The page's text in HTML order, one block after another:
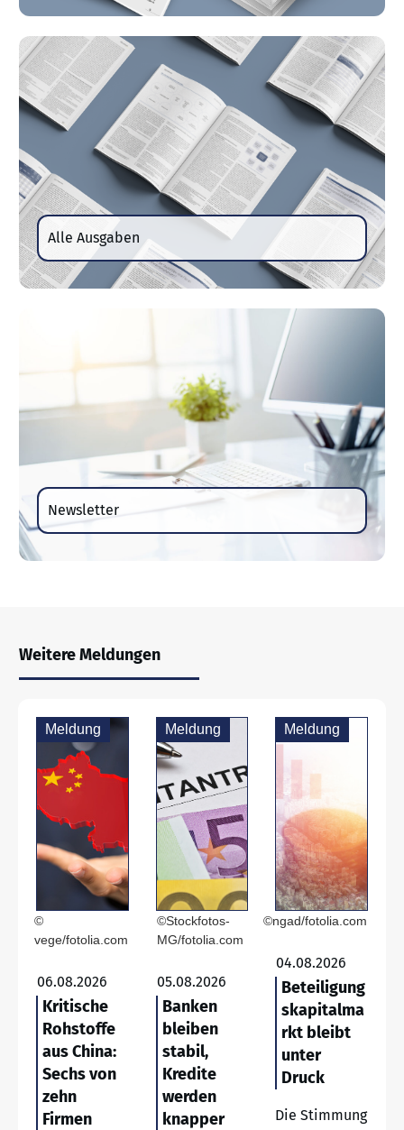
Alle Ausgaben
Newsletter
Weitere Meldungen
Meldung
©
vege/fotolia.com
06.08.2026
Kritische
Rohstoffe
aus China:
Sechs von
zehn
Firmen
Meldung
©Stockfotos-
MG/fotolia.com
05.08.2026
Banken
bleiben
stabil,
Kredite
werden
knapper
Meldung
©ngad/fotolia.com
04.08.2026
Beteiligung
skapitalma
rkt bleibt
unter
Druck
Die Stimmung